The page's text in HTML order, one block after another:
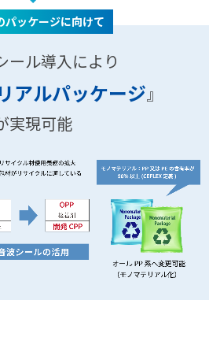
パッケージに向けて
ール導入により
アルパッケージ』
実現可能